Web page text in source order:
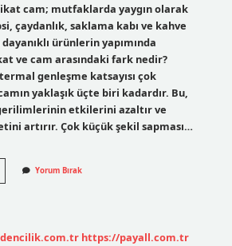
cam; mutfaklarda yaygın olarak
çaydanlık, saklama kabı ve kahve
ürünlerin yapımında
ve cam arasındaki fark nedir?
genleşme katsayısı çok
yaklaşık üçte biri kadardır. Bu,
etkilerini azaltır ve
artırır. Çok küçük şekil sapması…
Yorum Bırak
https://payall.com.tr